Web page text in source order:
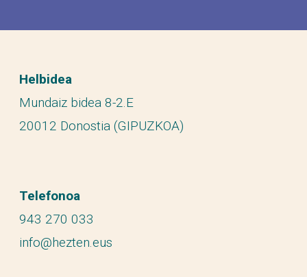
Helbidea
Mundaiz bidea 8-2.E
20012 Donostia (GIPUZKOA)
Telefonoa
943 270 033
info@hezten.eus